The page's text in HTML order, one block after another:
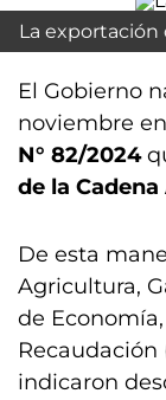
La exportación
El Gobierno
noviembre
N° 82/2024
de la
De esta
Agricultura,
de
Recaudación
indicaron